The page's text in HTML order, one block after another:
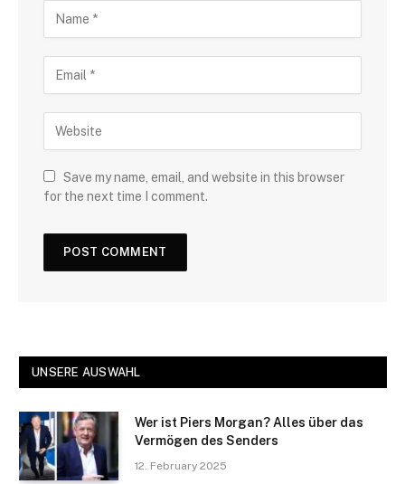
Save my name, email, and website in this browser
for the next time I comment.
UNSERE AUSWAHL
Wer ist Piers Morgan? Alles über das
Vermögen des Senders
12. February 2025